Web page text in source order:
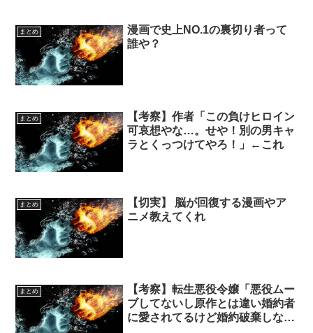
まとめ
漫画で史上NO.1の裏切り者って
誰や？
まとめ
【考察】作者「この負けヒロイン
可哀想やな…。せや！別の男キャ
ラとくっつけてやろ！」←これ
まとめ
【切実】 脳が回復する漫画やア
ニメ教えてくれ
まとめ
【考察】転生悪役令嬢「悪役ムー
ブしてないし原作とは違い婚約者
に愛されてるけど婚約破棄しない